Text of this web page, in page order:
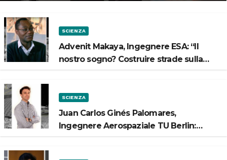
SCIENZA
Advenit Makaya, Ingegnere ESA: “Il
nostro sogno? Costruire strade sulla
SCIENZA
Juan Carlos Ginés Palomares,
Ingegnere Aerospaziale TU Berlin: